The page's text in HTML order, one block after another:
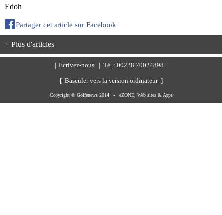
Edoh
Partager cet article sur Facebook
+ Plus d'articles
Ecrivez-nous | Tél.: 00228 70024898 |
[ Basculer vers la version ordinateur ]
Copyright © Golfenews 2014 - eZONE, Web sites & Apps